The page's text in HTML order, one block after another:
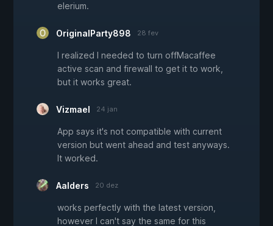
elerium.
OriginalParty898 28 fev
I realized I needed to turn offMacaffee
active scan and firewall to get it to work,
but it works great.
Vizmael 24 jan
App says it's not compatible with current
version but went ahead and test anyways.
It worked.
Aalders 20 dez
works perfectly with the latest version,
however I can't say the same for this